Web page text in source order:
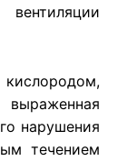
вентиляции
выраженная
нарушения
течением